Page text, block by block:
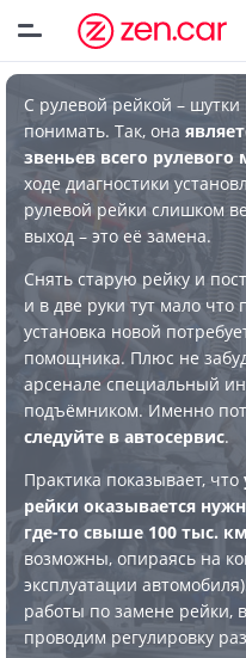
С рулевой рейкой –
понимать. Так, она
звеньев всего
ходе диагностики
рулевой рейки слишком
выход – это её замена.
Снять старую рейку и
и в две руки тут мало
установка новой
помощника. Плюс не
арсенале специальный
подъёмником. Именно
следуйте в автосервис.
Практика показывает, что
рейки оказывается
где-то свыше 100 тыс. км
возможны, опираясь на
эксплуатации
работы по замене рейки,
проводим регулировку